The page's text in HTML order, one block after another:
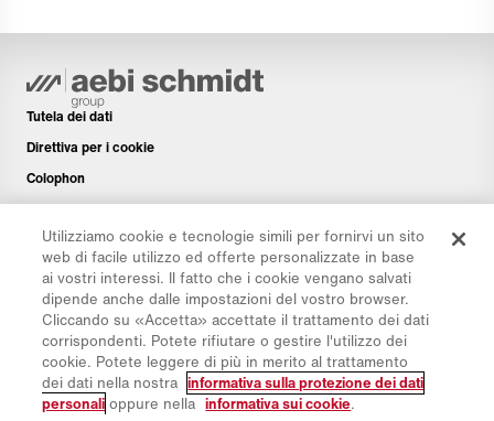
Tutela dei dati
Direttiva per i cookie
Colophon
Disclaimer
Newsletter
Pezzi di ricambio
Area di download
Calcolatore di CO₂
Calcolatrice TCO
Rivenditori e siti
Utilizziamo cookie e tecnologie simili per fornirvi un sito
web di facile utilizzo ed offerte personalizzate in base
ai vostri interessi. Il fatto che i cookie vengano salvati
dipende anche dalle impostazioni del vostro browser.
Cliccando su «Accetta» accettate il trattamento dei dati
corrispondenti. Potete rifiutare o gestire l'utilizzo dei
cookie. Potete leggere di più in merito al trattamento
dei dati nella nostra informativa sulla protezione dei dati
personali oppure nella informativa sui cookie.